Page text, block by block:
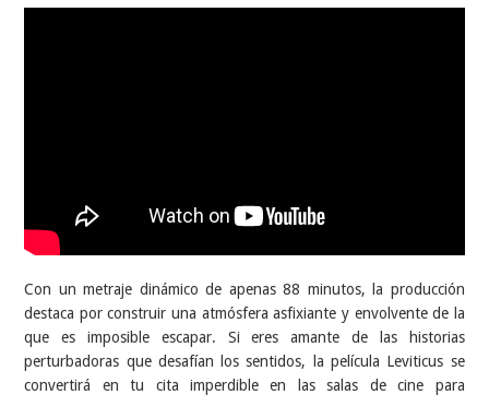
Con un metraje dinámico de apenas 88 minutos, la producción
destaca por construir una atmósfera asfixiante y envolvente de la
que es imposible escapar. Si eres amante de las historias
perturbadoras que desafían los sentidos, la película Leviticus se
convertirá en tu cita imperdible en las salas de cine para